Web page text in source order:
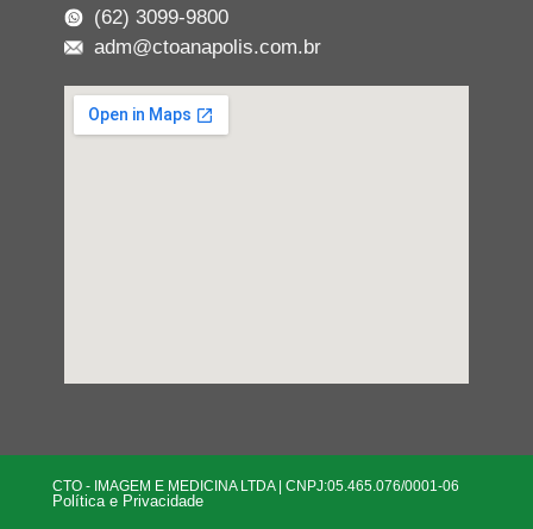
(62) 3099-9800
adm@ctoanapolis.com.br
CTO - IMAGEM E MEDICINA LTDA | CNPJ:05.465.076/0001-06
Política e Privacidade